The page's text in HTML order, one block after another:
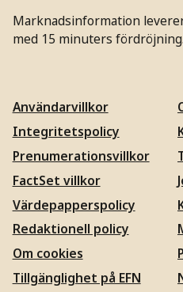
Marknadsinformation
med 15 minuters fördröjning.
Användarvillkor
Integritetspolicy
Prenumerationsvillkor
FactSet villkor
Värdepapperspolicy
Redaktionell policy
Om cookies
Tillgänglighet på EFN